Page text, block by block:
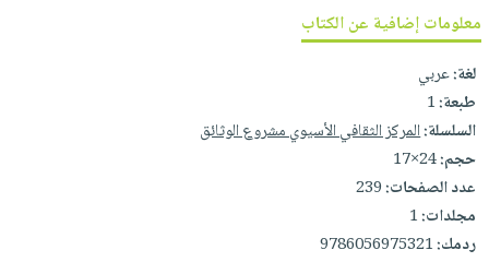
انشر
تواصل
معنا
معلومات إضافية عن الكتاب
لغة:عربي
طبعة:1
السلسلة:المركز الثقافي الأسيوي مشروع الوثائق
حجم:24×17
عدد الصفحات:239
مجلدات:1
ردمك:9786056975321